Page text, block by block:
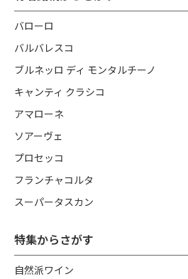
バローロ
バルバレスコ
ブルネッロ ディ モンタルチーノ
キャンティ クラシコ
アマローネ
ソアーヴェ
プロセッコ
フランチャコルタ
スーパータスカン
特集からさがす
自然派ワイン